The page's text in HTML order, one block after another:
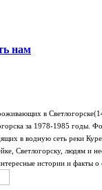
нам
в
за 1978-1985 годы.
в водную сеть реки
Светлогорску, людям и
истории и факты